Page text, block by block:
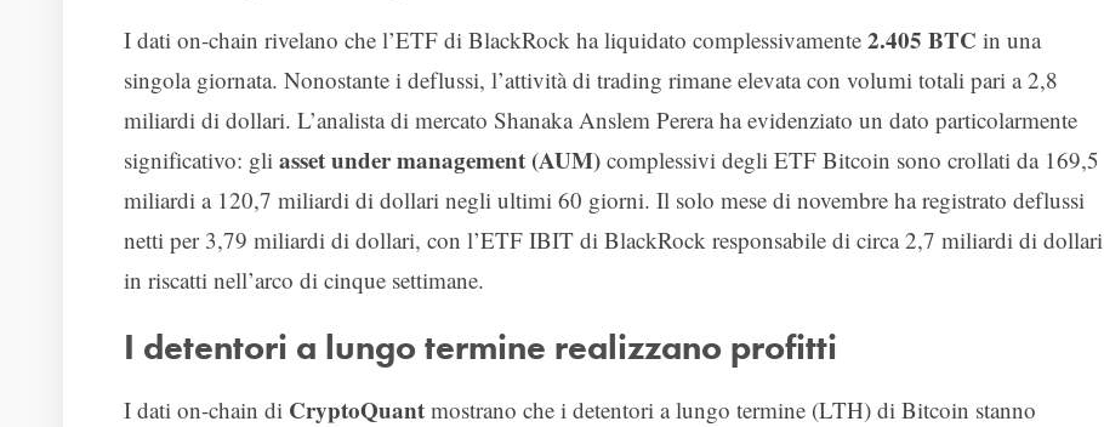
I dati on-chain rivelano che l’ETF di BlackRock ha liquidato complessivamente 2.405 BTC in una
singola giornata. Nonostante i deflussi, l’attività di trading rimane elevata con volumi totali pari a 2,8
miliardi di dollari. L’analista di mercato Shanaka Anslem Perera ha evidenziato un dato particolarmente
significativo: gli asset under management (AUM) complessivi degli ETF Bitcoin sono crollati da 169,5
miliardi a 120,7 miliardi di dollari negli ultimi 60 giorni. Il solo mese di novembre ha registrato deflussi
netti per 3,79 miliardi di dollari, con l’ETF IBIT di BlackRock responsabile di circa 2,7 miliardi di dollari
in riscatti nell’arco di cinque settimane.
I detentori a lungo termine realizzano profitti
I dati on-chain di CryptoQuant mostrano che i detentori a lungo termine (LTH) di Bitcoin stanno